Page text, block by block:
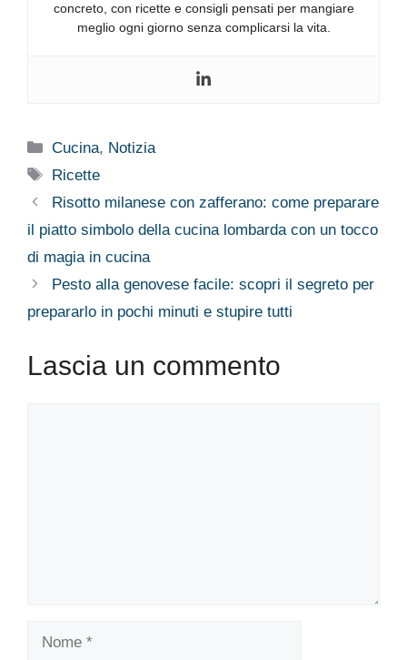
concreto, con ricette e consigli pensati per mangiare
meglio ogni giorno senza complicarsi la vita.
Categorie
Cucina, Notizia
Tag
Ricette
Risotto milanese con zafferano: come preparare
il piatto simbolo della cucina lombarda con un tocco
di magia in cucina
Pesto alla genovese facile: scopri il segreto per
prepararlo in pochi minuti e stupire tutti
Lascia un commento